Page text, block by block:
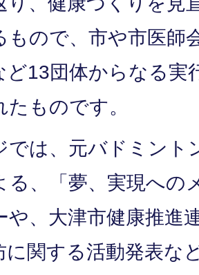
もので、市や市医師
ど13団体からなる実
ものです。
は、元バドミント
る、「夢、実現への
や、大津市健康推進
に関する活動発表な